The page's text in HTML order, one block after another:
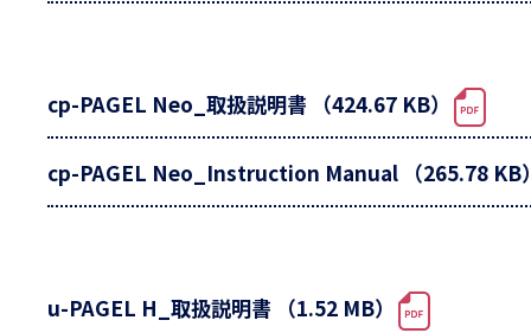
cp-PAGEL Neo_取扱説明書 （424.67 KB）
cp-PAGEL Neo_Instruction Manual （265.78 KB
u-PAGEL H_取扱説明書 （1.52 MB）